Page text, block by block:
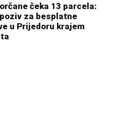
čeka 13 parcela:
za besplatne
u Prijedoru krajem